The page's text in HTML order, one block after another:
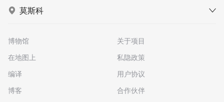
莫斯科
博物馆
在地图上
编译
博客
关于项目
私隐政策
用户协议
合作伙伴